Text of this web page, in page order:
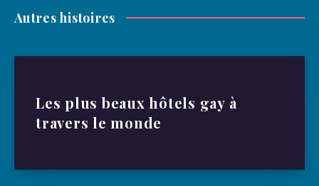
Autres histoires
Les plus beaux hôtels gay à
travers le monde